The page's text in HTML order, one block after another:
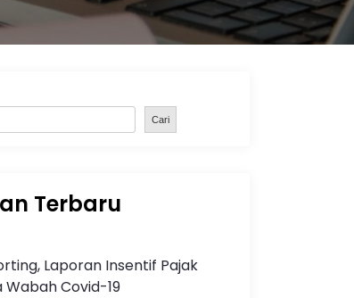
Cari
Terbaru
Laporan Insentif Pajak
Wabah Covid-19